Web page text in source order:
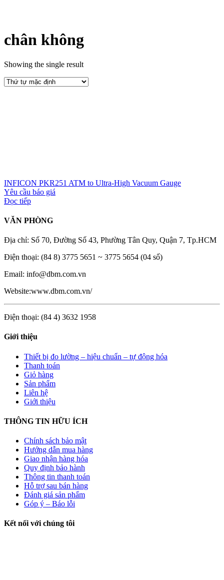
chân không
Showing the single result
INFICON PKR251 ATM to Ultra-High Vacuum Gauge
Yêu cầu báo giá
Đọc tiếp
VĂN PHÒNG
Địa chỉ: Số 70, Đường Số 43, Phường Tân Quy, Quận 7, Tp.HCM
Điện thoại: (84 8) 3775 5651 ~ 3775 5654 (04 số)
Email: info@dbm.com.vn
Website:www.dbm.com.vn/
Điện thoại: (84 4) 3632 1958
Giới thiệu
Thiết bị đo lường – hiệu chuẩn – tự động hóa
Thanh toán
Giỏ hàng
Sản phẩm
Liên hệ
Giới thiệu
THÔNG TIN HỮU ÍCH
Chính sách bảo mật
Hướng dẫn mua hàng
Giao nhận hàng hóa
Quy định bảo hành
Thông tin thanh toán
Hỗ trợ sau bán hàng
Đánh giá sản phẩm
Góp ý – Báo lỗi
Kết nối với chúng tôi